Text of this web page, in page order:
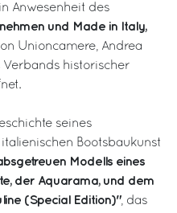
Anwesenheit des
und Made in Italy,
Unioncamere, Andrea
Verbands historischer
seines
Bootsbaukunst
Modells eines
der Aquarama, und dem
(Special Edition)", das